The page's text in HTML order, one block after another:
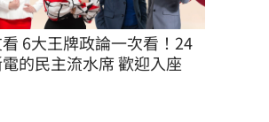
6大王牌政論一次看！24
的民主流水席 歡迎入座